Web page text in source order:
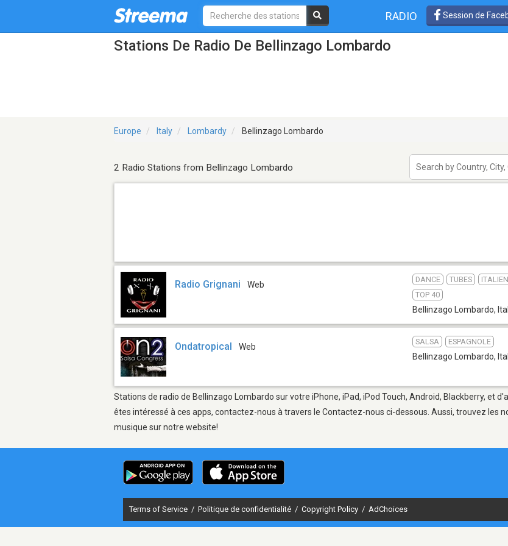
RADIO Session de
Stations De Radio De Bellinzago Lombardo
Europe Italy Lombardy Bellinzago Lombardo
2 Radio Stations from Bellinzago Lombardo
Radio Grignani Web
DANCE TUBES ITALIEN
TOP 40
Bellinzago Lombardo,
Ondatropical Web
SALSA ESPAGNOLE
Bellinzago Lombardo,
Stations de radio de Bellinzago Lombardo sur votre iPhone, iPad, iPod Touch, Android, Blackberry, et
êtes intéressé à ces apps, contactez-nous à travers le Contactez-nous ci-dessous. Aussi, trouvez les
musique sur notre website!
Terms of Service / Politique de confidentialité / Copyright Policy / AdChoices